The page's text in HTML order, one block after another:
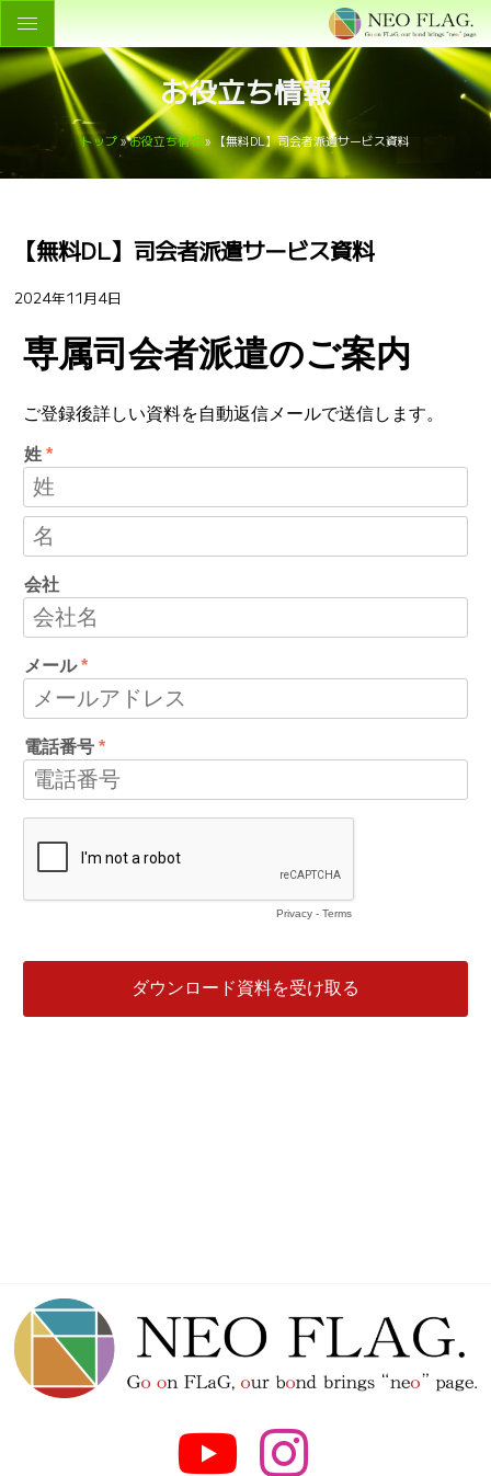
お役立ち情報
トップ»お役立ち情報 » 【無料DL】司会者派遣サービス資料
【無料DL】司会者派遣サービス資料
2024年11月4日